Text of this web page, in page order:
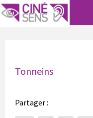
Tonneins
Partager :